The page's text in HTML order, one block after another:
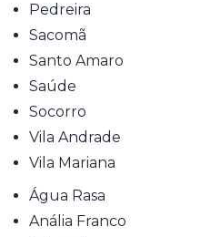
Pedreira
Sacomã
Santo Amaro
Saúde
Socorro
Vila Andrade
Vila Mariana
Água Rasa
Anália Franco